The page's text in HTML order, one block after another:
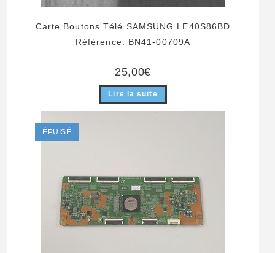
Carte Boutons Télé SAMSUNG LE40S86BD
Référence: BN41-00709A
25,00€
Lire la suite
ÉPUISÉ